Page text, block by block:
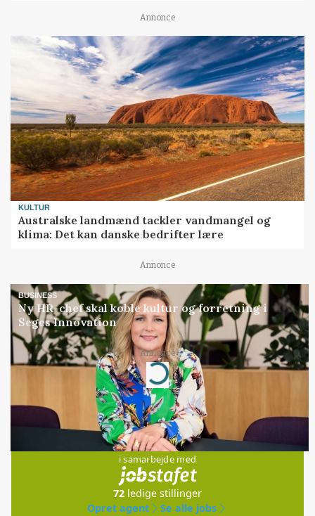
Annonce
KULTUR
Australske landmænd tackler vandmangel og
klima: Det kan danske bedrifter lære
Annonce
BUSINESS
Ny HR-chef skal koble kultur og forretning i
Seges Innovation
Annonce
Loading...
Jobs
i samarbejde med
72 ledige stillinger
Opret agent
Se alle jobs